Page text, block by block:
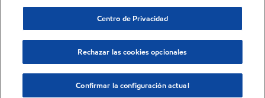
Centro de Privacidad
Rechazar las cookies opcionales
Confirmar la configuración actual